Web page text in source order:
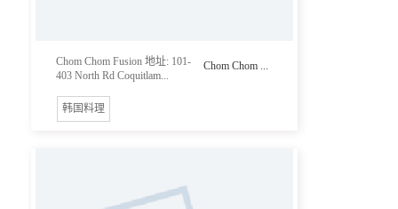
Chom Chom ...
Chom Chom Fusion 地址: 101-
403 North Rd Coquitlam...
韩国料理